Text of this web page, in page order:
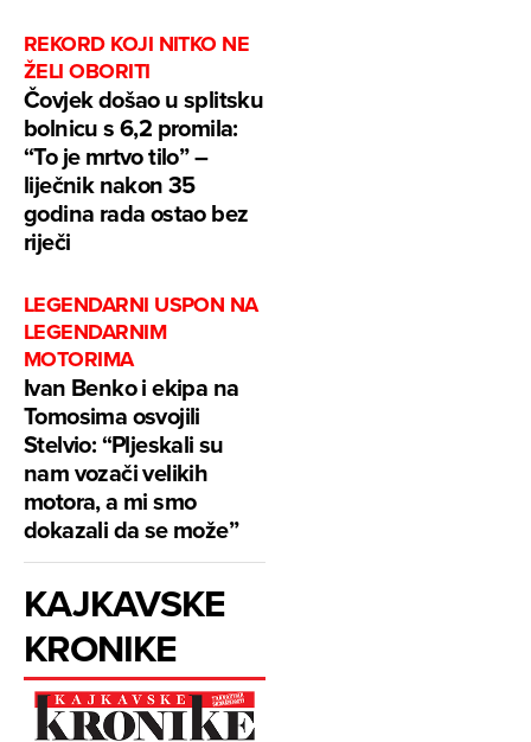
REKORD KOJI NITKO NE
ŽELI OBORITI
Čovjek došao u splitsku
bolnicu s 6,2 promila:
“To je mrtvo tilo” –
liječnik nakon 35
godina rada ostao bez
riječi
LEGENDARNI USPON NA
LEGENDARNIM
MOTORIMA
Ivan Benko i ekipa na
Tomosima osvojili
Stelvio: “Pljeskali su
nam vozači velikih
motora, a mi smo
dokazali da se može”
KAJKAVSKE
KRONIKE